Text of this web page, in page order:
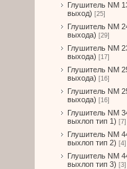
Глушитель NM
выход) [25]
Глушитель NM
выхода) [29]
Глушитель NM
выхода) [17]
Глушитель NM
выхода) [16]
Глушитель NM
выхода) [16]
Глушитель NM
выхлоп тип 1) [7]
Глушитель NM
выхлоп тип 2) [4]
Глушитель NM
выхлоп тип 3) [3]